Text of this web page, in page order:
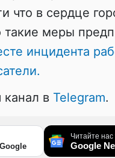
что в сердце
меры
инцидента
в Telegram.
Читайте нас
Google